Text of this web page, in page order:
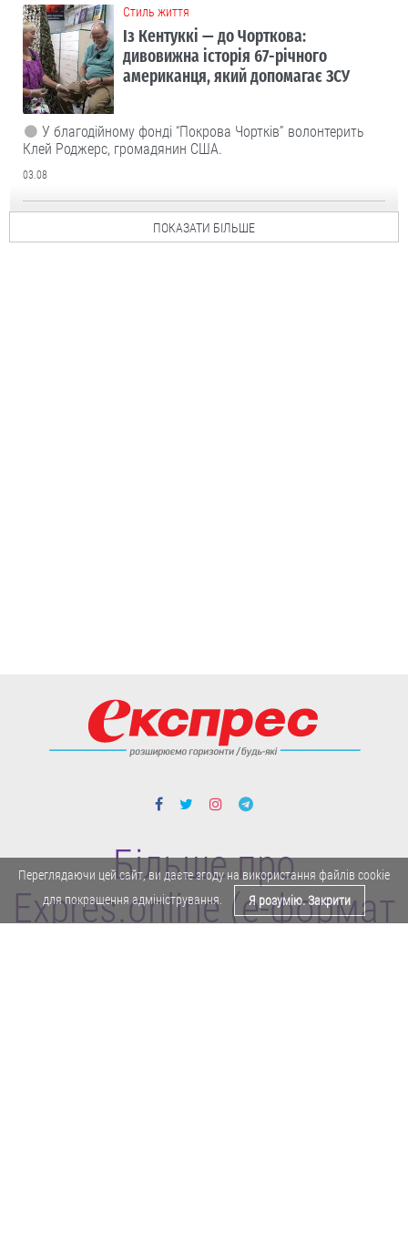
Cтиль життя
Із Кентуккі — до Чорткова:
дивовижна історія 67-річного
американця, який допомагає ЗСУ
У благодійному фонді “Покрова Чортків” волонтерить
Клей Роджерс, громадянин США.
03.08
ПОКАЗАТИ БІЛЬШЕ
Більше про
Expres.online (e-формат
Переглядаючи цей сайт, ви даєте згоду на використання файлів cookie
для покращення адміністрування.
Я розумію. Закрити